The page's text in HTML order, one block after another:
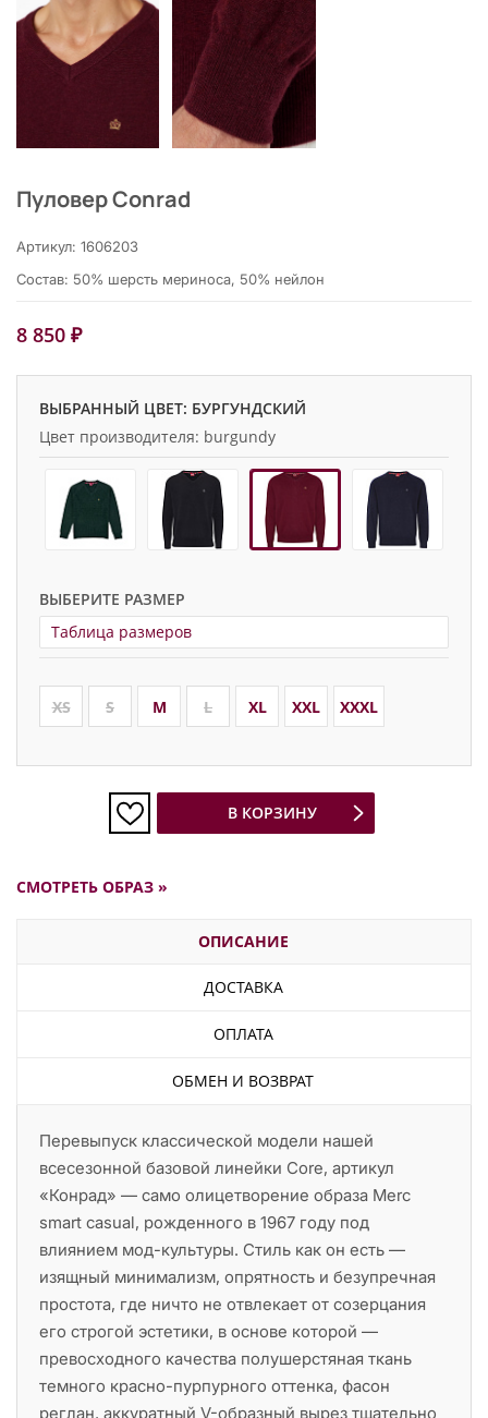
Пуловер Conrad
Артикул: 1606203
Состав: 50% шерсть мериноса, 50% нейлон
8 850 ₽
ВЫБРАННЫЙ ЦВЕТ: БУРГУНДСКИЙ
Цвет производителя: burgundy
ВЫБЕРИТЕ РАЗМЕР
Таблица размеров
XS S M L XL XXL XXXL
В КОРЗИНУ
СМОТРЕТЬ ОБРАЗ »
ОПИСАНИЕ
ДОСТАВКА
ОПЛАТА
ОБМЕН И ВОЗВРАТ
Перевыпуск классической модели нашей
всесезонной базовой линейки Core, артикул
«Конрад» — само олицетворение образа Merc
smart casual, рожденного в 1967 году под
влиянием мод-культуры. Стиль как он есть —
изящный минимализм, опрятность и безупречная
простота, где ничто не отвлекает от созерцания
его строгой эстетики, в основе которой —
превосходного качества полушерстяная ткань
темного красно-пурпурного оттенка, фасон
реглан, аккуратный V-образный вырез тщательно